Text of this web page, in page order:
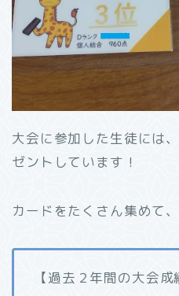
大会に参加した生徒には
ゼントしています！
カードをたくさん集めて
【過去２年間の大会成